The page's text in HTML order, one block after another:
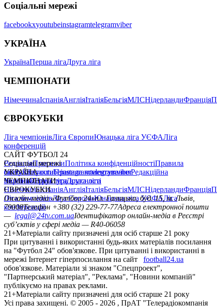
Соціальні мережі
facebookxyoutubeinstagramtelegramviber
УКРАЇНА
УкраїнаПерша лігаДруга ліга
ЧЕМПІОНАТИ
НімеччинаІспаніяАнгліяІталіяБельгіяМЛСНідерландиФранція
ЄВРОКУБКИ
Ліга чемпіонівЛіга ЄвропиЮнацька ліга УЄФАЛіга
конференцій
САЙТ ФУТБОЛ 24
РедакціяПрогнозиПолітика конфіденційностіПравила
сайтуКонтактиПравила коментуванняРедакційна
політикаСтруктура власності
Соціальні мережі
facebookxyoutubeinstagramtelegramviber
УКРАЇНА
УкраїнаПерша лігаДруга ліга
ЧЕМПІОНАТИ
НімеччинаІспаніяАнгліяІталіяБельгіяМЛСНідерландиФранція
ЄВРОКУБКИ
Ліга чемпіонівЛіга ЄвропиЮнацька ліга УЄФАЛіга
конференцій
Онлайн-медіа «Футбол 24»пл. Галицька, буд. 15, м. Львів,
79008Телефон +380 (32) 229-77-77Адреса електронної пошти
— legal@24tv.com.uaІдентифікатор онлайн-медіа в Реєстрі
суб’єктів у сфері медіа — R40-06058
21+Матеріали сайту призначені для осіб старше 21 року
При цитуванні і використанні будь-яких матеріалів посилання
на "Футбол 24" обов'язкове. При цитуванні і використанні в
мережі Інтернет гіперпосилання на сайт
football24.ua
обов'язкове. Матеріали зі знаком "Спецпроект",
"Партнерський матеріал", "Реклама", "Новини компаній"
публікуємо на правах реклами.
21+Матеріали сайту призначені для осіб старше 21 року
Усi права захищенi. © 2005 - 2026 , ПрАТ "Телерадіокомпанія